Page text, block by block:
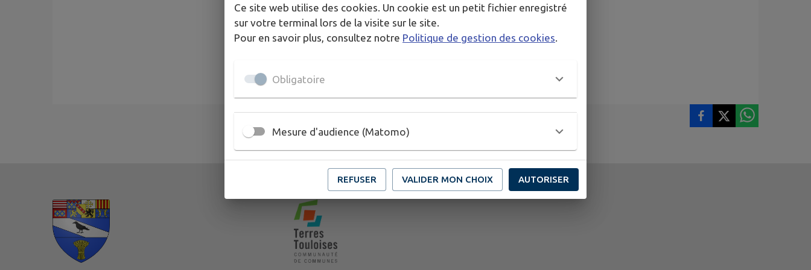
Ce site web utilise des cookies. Un cookie est un petit fichier enregistré
sur votre terminal lors de la visite sur le site.
Pour en savoir plus, consultez notre Politique de gestion des cookies.
Obligatoire
Mesure d'audience (Matomo)
REFUSER VALIDER MON CHOIX AUTORISER